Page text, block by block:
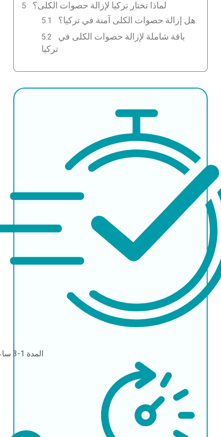
لماذا تختار تركيا لإزالة حصوات الكلى؟
هل إزالة حصوات الكلى آمنة في تركيا؟
باقة شاملة لإزالة حصوات الكلى في
تركيا
المدة 1-3 ساعات